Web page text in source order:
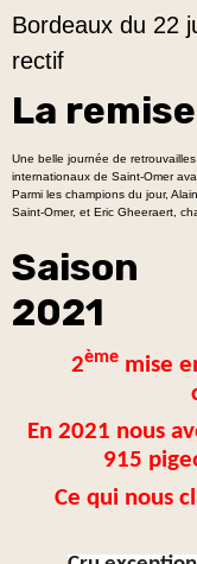
Bordeaux du 22
rectif
La
Une belle journée de
internationaux de Saint-Omer
Parmi les champions du jour,
Saint-Omer, et Eric Gheeraert,
Saison
2021
2ème mise
En 2021 nous
915
Ce qui nous